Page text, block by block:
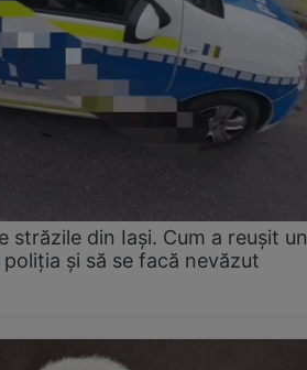
străzile din Iași. Cum a reușit un
și să se facă nevăzut